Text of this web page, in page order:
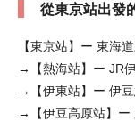
從東京站出發
【東京站】ー 東海
→【熱海站】ー JR
→【伊東站】ー 伊
→【伊豆高原站】ー